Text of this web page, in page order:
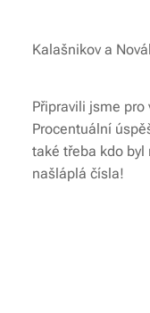
Kalašnikov a
Připravili jsme
Procentuální
také třeba kdo
našláplá čísla!